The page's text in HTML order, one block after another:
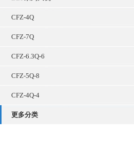
CFZ-4Q
CFZ-7Q
CFZ-6.3Q-6
CFZ-5Q-8
CFZ-4Q-4
更多分类